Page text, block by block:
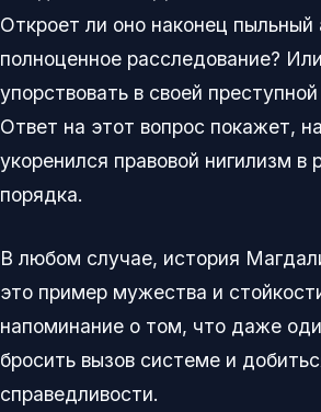
Откроет ли оно наконец пыльный
полноценное расследование?
упорствовать в своей
Ответ на этот вопрос покажет,
укоренился правовой нигилизм в
порядка.
В любом случае, история
это пример мужества и
напоминание о том, что даже
бросить вызов системе и
справедливости.